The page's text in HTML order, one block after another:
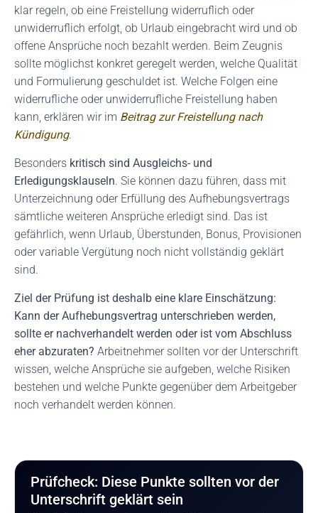
klar regeln, ob eine Freistellung widerruflich oder
unwiderruflich erfolgt, ob Urlaub eingebracht wird und ob
offene Ansprüche noch bezahlt werden. Beim Zeugnis
sollte möglichst konkret geregelt werden, welche Qualität
und Formulierung geschuldet ist. Welche Folgen eine
widerrufliche oder unwiderrufliche Freistellung haben
kann, erklären wir im Beitrag zur Freistellung nach
Kündigung.
Besonders kritisch sind Ausgleichs- und
Erledigungsklauseln. Sie können dazu führen, dass mit
Unterzeichnung oder Erfüllung des Aufhebungsvertrags
sämtliche weiteren Ansprüche erledigt sind. Das ist
gefährlich, wenn Urlaub, Überstunden, Bonus, Provisionen
oder variable Vergütung noch nicht vollständig geklärt
sind.
Ziel der Prüfung ist deshalb eine klare Einschätzung:
Kann der Aufhebungsvertrag unterschrieben werden,
sollte er nachverhandelt werden oder ist vom Abschluss
eher abzuraten? Arbeitnehmer sollten vor der Unterschrift
wissen, welche Ansprüche sie aufgeben, welche Risiken
bestehen und welche Punkte gegenüber dem Arbeitgeber
noch verhandelt werden können.
Prüfcheck: Diese Punkte sollten vor der
Unterschrift geklärt sein